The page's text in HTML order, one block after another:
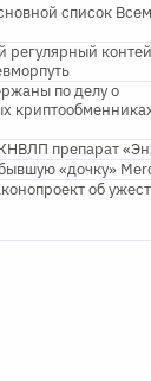
список
регулярный
по делу о
препарат
«дочку»
об